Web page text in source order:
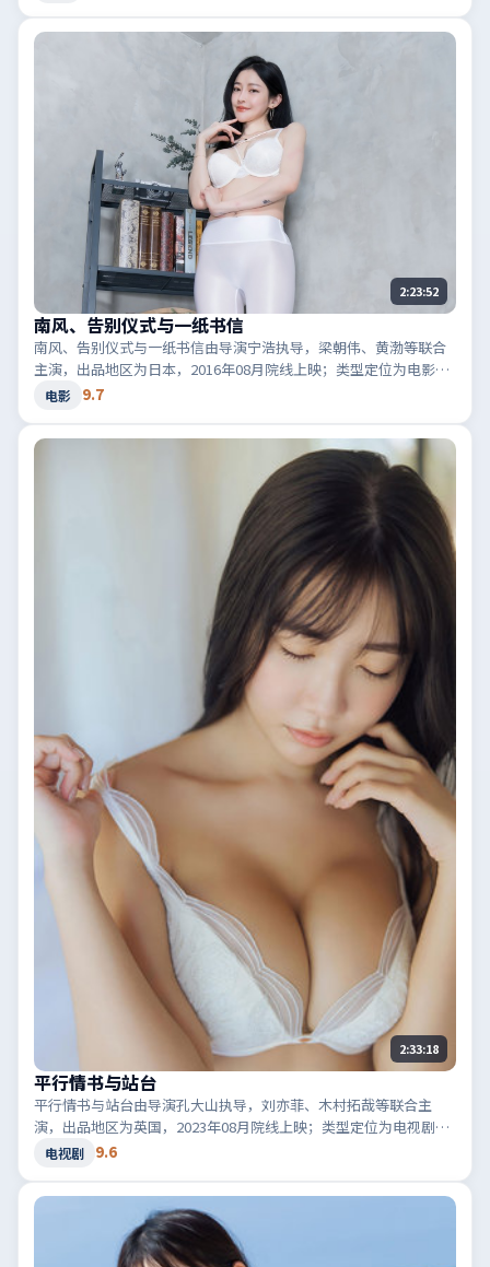
2:23:52
南风、告别仪式与一纸书信
南风、告别仪式与一纸书信由导演宁浩执导，梁朝伟、黄渤等联合
主演，出品地区为日本，2016年08月院线上映；类型定位为电影·
犯罪，黑白两道博弈。适合检索「日本犯罪」「2016高分电影」等
电影 9.7
2:33:18
平行情书与站台
平行情书与站台由导演孔大山执导，刘亦菲、木村拓哉等联合主
演，出品地区为英国，2023年08月院线上映；类型定位为电视剧·
悬疑，真相在最后一刻揭晓。适合检索「英国悬疑」「2023高分电
电视剧 9.6